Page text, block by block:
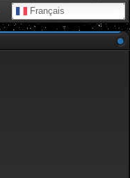
Français